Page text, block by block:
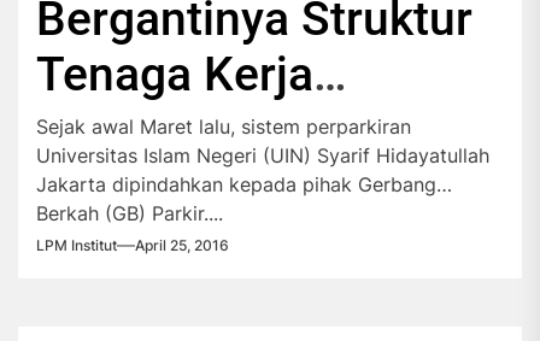
Bergantinya Struktur
Tenaga Kerja
Perparkiran UIN
Sejak awal Maret lalu, sistem perparkiran
Universitas Islam Negeri (UIN) Syarif Hidayatullah
Jakarta dipindahkan kepada pihak Gerbang
Berkah (GB) Parkir....
LPM Institut April 25, 2016